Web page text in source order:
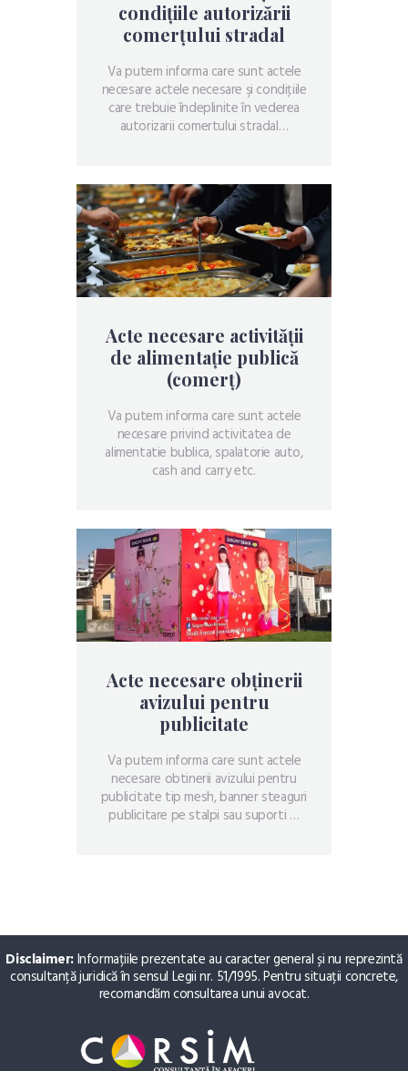
condițiile autorizării
comerțului stradal
Va putem informa care sunt actele
necesare actele necesare şi condiţiile
care trebuie îndeplinite în vederea
autorizarii comertului stradal…
Acte necesare activității
de alimentație publică
(comerț)
Va putem informa care sunt actele
necesare privind activitatea de
alimentatie bublica, spalatorie auto,
cash and carry etc.
Acte necesare obținerii
avizului pentru
publicitate
Va putem informa care sunt actele
necesare obtinerii avizului pentru
publicitate tip mesh, banner steaguri
publicitare pe stalpi sau suporti …
Disclaimer:Informațiile prezentate au caracter general și nu reprezintă
consultanță juridică în sensul Legii nr. 51/1995. Pentru situații concrete,
recomandăm consultarea unui avocat.